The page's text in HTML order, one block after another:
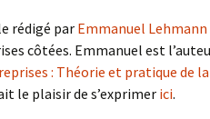
rédigé par Emmanuel Lehmann
côtées. Emmanuel est
: Théorie et pratique de
le plaisir de s’exprimer ici.